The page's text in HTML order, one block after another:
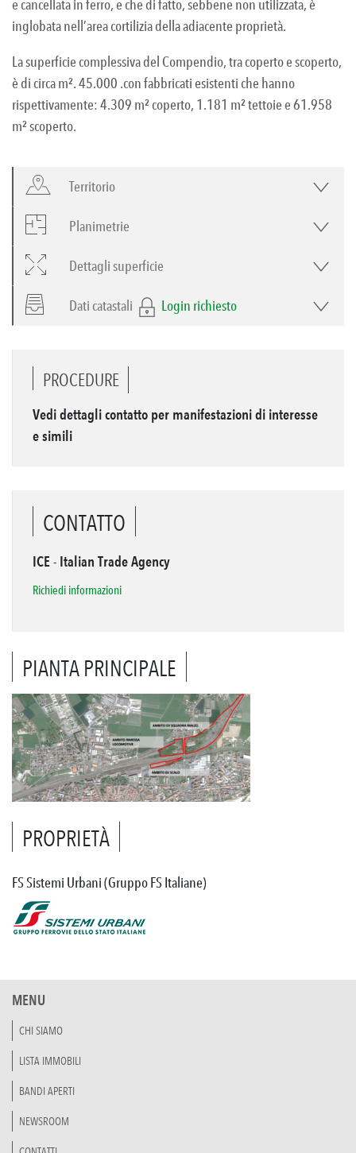
e cancellata in ferro, e che di fatto, sebbene non utilizzata, è
inglobata nell’area cortilizia della adiacente proprietà.
La superficie complessiva del Compendio, tra coperto e scoperto,
è di circa m². 45.000 .con fabbricati esistenti che hanno
rispettivamente: 4.309 m² coperto, 1.181 m² tettoie e 61.958
m² scoperto.
Territorio
Planimetrie
Dettagli superficie
Dati catastali Login richiesto
PROCEDURE
Vedi dettagli contatto per manifestazioni di interesse
e simili
CONTATTO
ICE - Italian Trade Agency
Richiedi informazioni
PIANTA PRINCIPALE
PROPRIETÀ
FS Sistemi Urbani (Gruppo FS Italiane)
MENU
CHI SIAMO
LISTA IMMOBILI
BANDI APERTI
NEWSROOM